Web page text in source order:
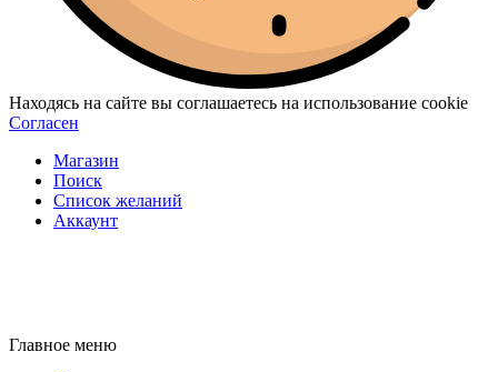
Находясь на сайте вы соглашаетесь на использование cookie
Согласен
Магазин
Поиск
Список желаний
Аккаунт
Главное меню